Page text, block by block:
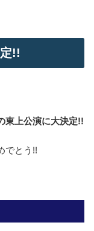
!!
東上公演に大決定!!
でとう!!